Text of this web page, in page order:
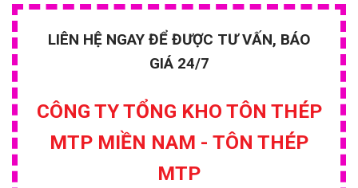
LIÊN HỆ NGAY ĐỂ ĐƯỢC TƯ VẤN, BÁO
GIÁ 24/7
CÔNG TY TỔNG KHO TÔN THÉP
MTP MIỀN NAM - TÔN THÉP
MTP